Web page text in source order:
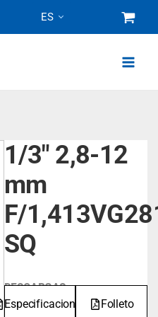
ES
1/3" 2,8-12
mm
F/
SQ
DESCARGAS
Especificaciones Folleto